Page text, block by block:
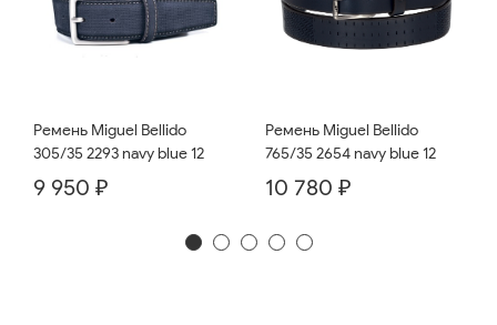
Ремень Miguel Bellido
305/35 2293 navy blue 12
9 950 ₽
Ремень Miguel Bellido
765/35 2654 navy blue 12
10 780 ₽